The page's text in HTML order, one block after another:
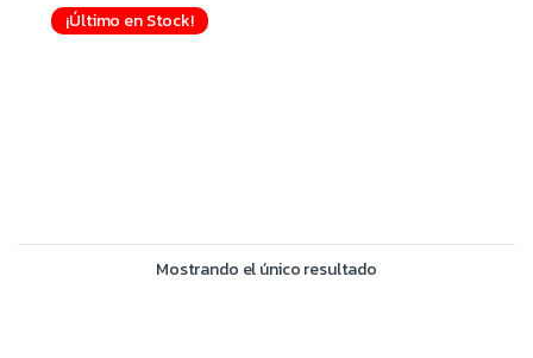
¡Último en Stock!
Mostrando el único resultado